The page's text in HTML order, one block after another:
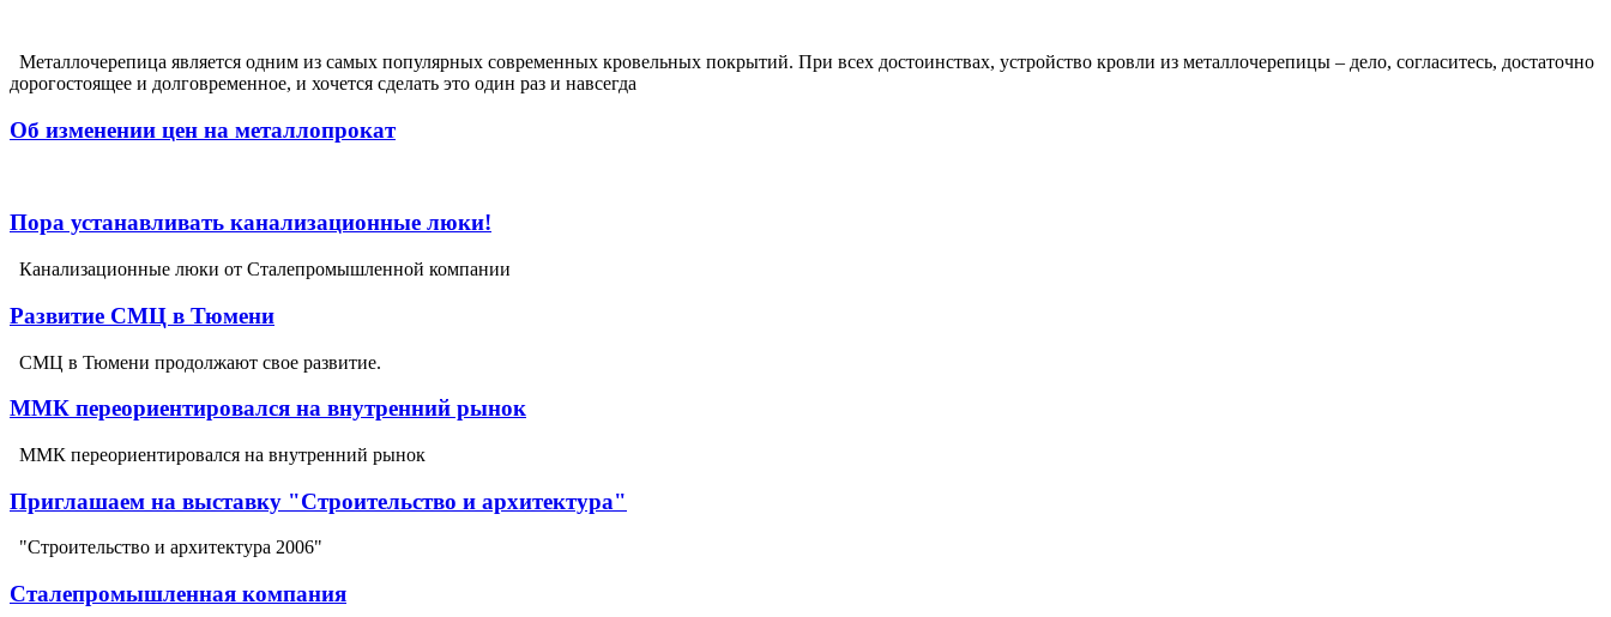
Металлочерепица является одним из самых популярных современных кровельных покрытий. При всех достоинствах, устройство кровли из металлочерепицы – дело, согласитесь, достаточно
дорогостоящее и долговременное, и хочется сделать это один раз и навсегда
Об изменении цен на металлопрокат
Пора устанавливать канализационные люки!
Канализационные люки от Сталепромышленной компании
Развитие СМЦ в Тюмени
СМЦ в Тюмени продолжают свое развитие.
ММК переориентировался на внутренний рынок
ММК переориентировался на внутренний рынок
Приглашаем на выставку "Строительство и архитектура"
"Строительство и архитектура 2006"
Сталепромышленная компания